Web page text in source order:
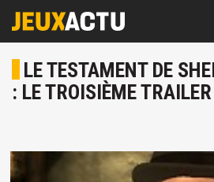
LE TESTAMENT DE
: LE TROISIÈME TRAILER